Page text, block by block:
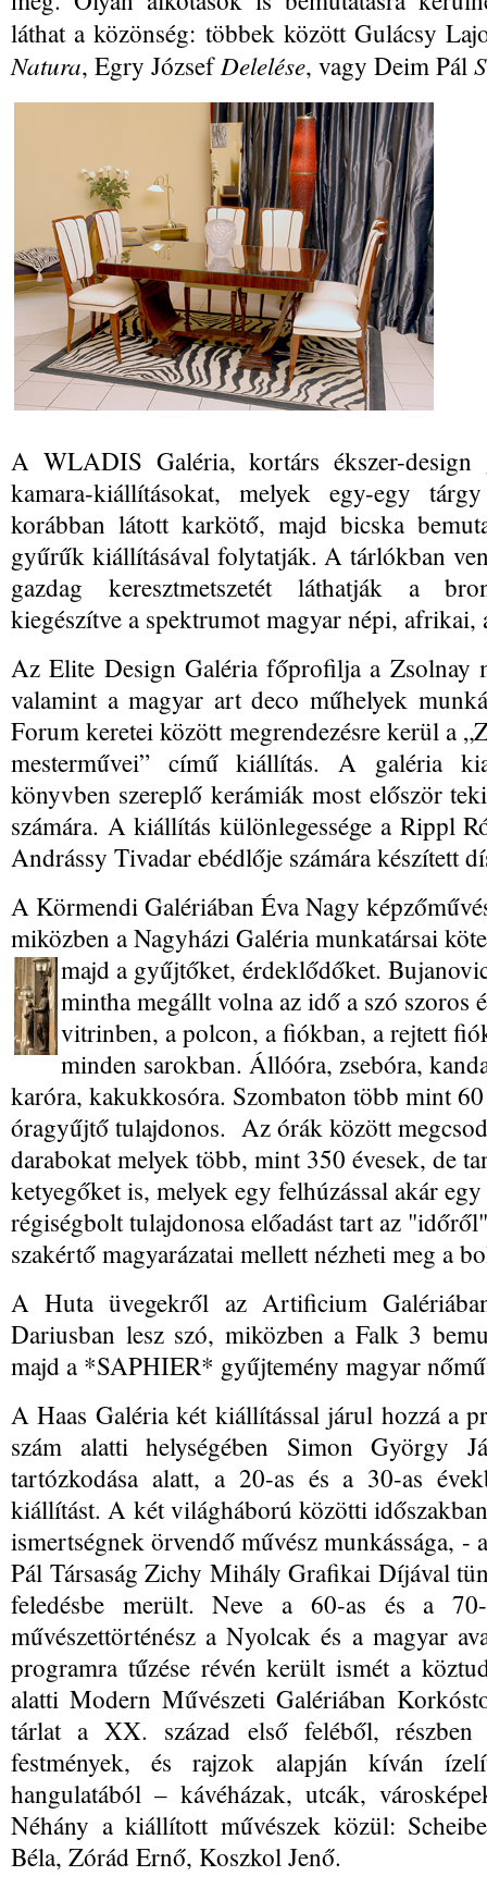
láthat a közönség: többek között Gulácsy
Natura, Egry József Delelése, vagy Deim Pál
A WLADIS Galéria, kortárs ékszer-design
kamara-kiállításokat, melyek egy-egy
korábban látott karkötő, majd bicska
gyűrűk kiállításával folytatják. A tárlókban
gazdag keresztmetszetét láthatják a
kiegészítve a spektrumot magyar népi, afrikai,
Az Elite Design Galéria főprofilja a Zsolnay
valamint a magyar art deco műhelyek
Forum keretei között megrendezésre kerül a
mesterművei” című kiállítás. A galéria
könyvben szereplő kerámiák most először
számára. A kiállítás különlegessége a Rippl
Andrássy Tivadar ebédlője számára készített
A Körmendi Galériában Éva Nagy
miközben a Nagyházi Galéria munkatársai
majd a gyűjtőket, érdeklődőket.
mintha megállt volna az idő a szó
vitrinben, a polcon, a fiókban, a rejtett
minden sarokban. Állóóra, zsebóra,
karóra, kakukkosóra. Szombaton több mint
óragyűjtő tulajdonos. Az órák között
darabokat melyek több, mint 350 évesek, de
ketyegőket is, melyek egy felhúzással akár
régiségbolt tulajdonosa előadást tart az
szakértő magyarázatai mellett nézheti meg a
A Huta üvegekről az Artificium
Dariusban lesz szó, miközben a Falk 3
majd a *SAPHIER* gyűjtemény magyar
A Haas Galéria két kiállítással járul hozzá a
szám alatti helységében Simon György
tartózkodása alatt, a 20-as és a 30-as
kiállítást. A két világháború közötti
ismertségnek örvendő művész munkássága,
Pál Társaság Zichy Mihály Grafikai Díjával
feledésbe merült. Neve a 60-as és a
művészettörténész a Nyolcak és a magyar
programra tűzése révén került ismét a
alatti Modern Művészeti Galériában
tárlat a XX. század első feléből, részben
festmények, és rajzok alapján kíván
hangulatából – kávéházak, utcák,
Néhány a kiállított művészek közül:
Béla, Zórád Ernő, Koszkol Jenő.